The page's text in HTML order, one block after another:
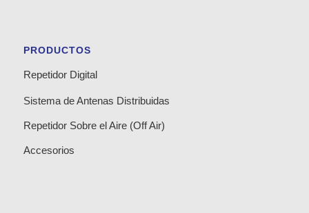
PRODUCTOS
Repetidor Digital
Sistema de Antenas Distribuidas
Repetidor Sobre el Aire (Off Air)
Accesorios